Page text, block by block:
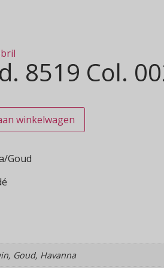
8519 Col.
winkelwagen
Goud
Goud, Havanna